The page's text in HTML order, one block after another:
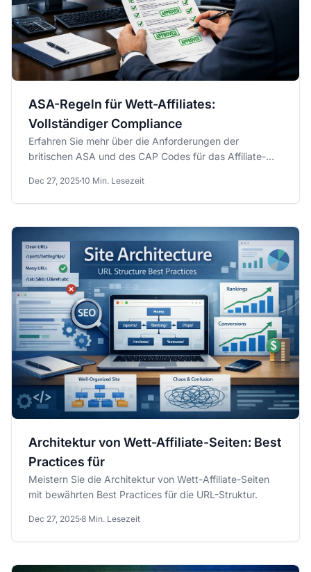
ASA-Regeln für Wett-Affiliates:
Vollständiger Compliance
Erfahren Sie mehr über die Anforderungen der
britischen ASA und des CAP Codes für das Affiliate-
Dec 27, 202510 Min. Lesezeit
Architektur von Wett-Affiliate-Seiten: Best
Practices für
Meistern Sie die Architektur von Wett-Affiliate-Seiten
mit bewährten Best Practices für die URL-Struktur.
Dec 27, 20258 Min. Lesezeit